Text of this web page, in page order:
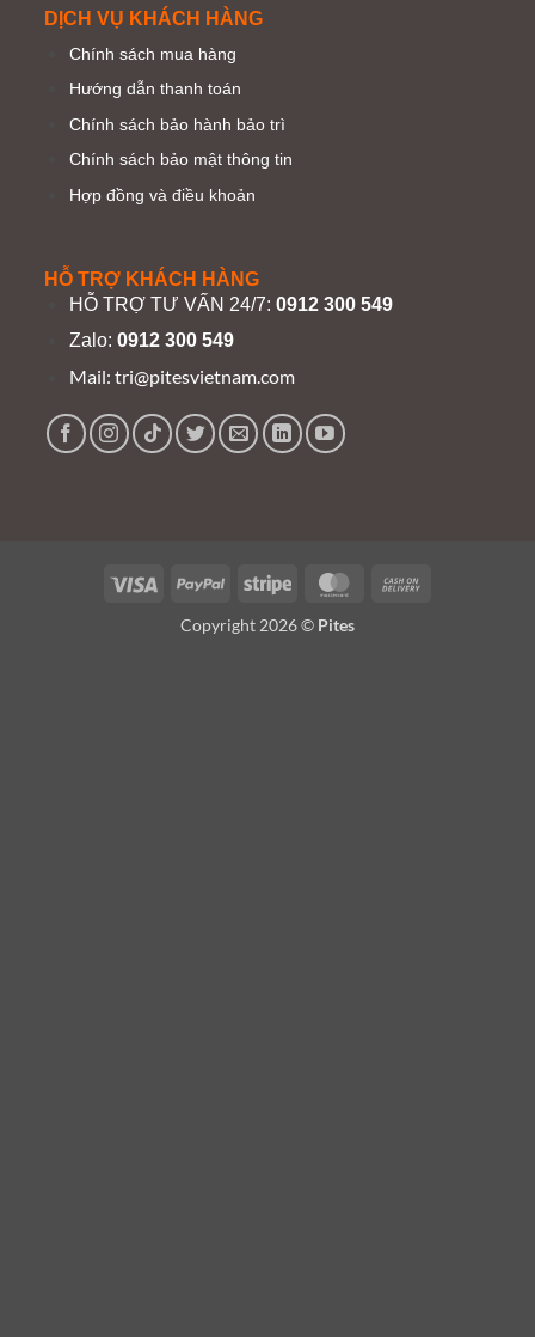
DỊCH VỤ KHÁCH HÀNG
Chính sách mua hàng
Hướng dẫn thanh toán
Chính sách bảo hành bảo trì
Chính sách bảo mật thông tin
Hợp đồng và điều khoản
HỖ TRỢ KHÁCH HÀNG
HỖ TRỢ TƯ VẤN 24/7:0912 300 549
Zalo:0912 300 549
Mail:tri@pitesvietnam.com
Visa PayPal Stripe MasterCard
Copyright 2026 © Pites